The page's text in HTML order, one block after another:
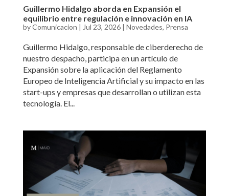
Guillermo Hidalgo aborda en Expansión el
equilibrio entre regulación e innovación en IA
byComunicacion | Jul 23, 2026| Novedades, Prensa
Guillermo Hidalgo, responsable de ciberderecho de
nuestro despacho, participa en un artículo de
Expansión sobre la aplicación del Reglamento
Europeo de Inteligencia Artificial y su impacto en las
start-ups y empresas que desarrollan o utilizan esta
tecnología. El...